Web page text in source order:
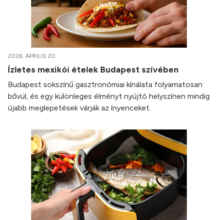
2026. ÁPRILIS 20.
Ízletes mexikói ételek Budapest szívében
Budapest sokszínű gasztronómiai kínálata folyamatosan
bővül, és egy különleges élményt nyújtó helyszínen mindig
újabb meglepetések várják az ínyenceket.